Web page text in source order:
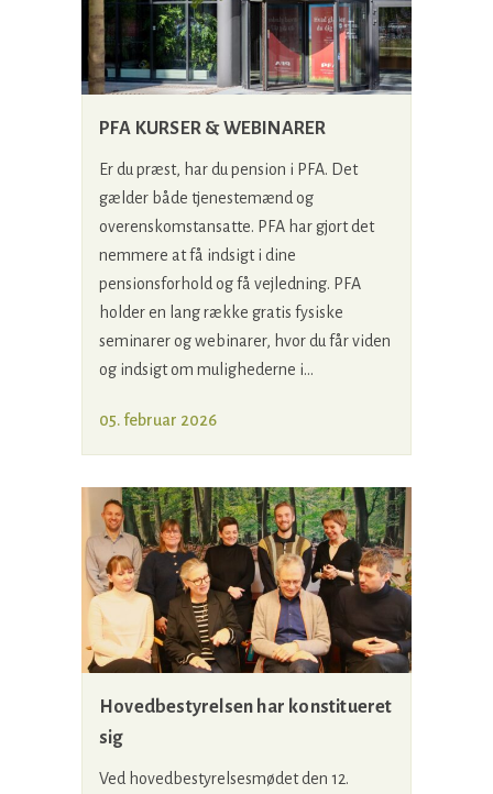
PFA KURSER & WEBINARER
Er du præst, har du pension i PFA. Det
gælder både tjenestemænd og
overenskomstansatte. PFA har gjort det
nemmere at få indsigt i dine
pensionsforhold og få vejledning. PFA
holder en lang række gratis fysiske
seminarer og webinarer, hvor du får viden
og indsigt om mulighederne i...
05. februar 2026
Hovedbestyrelsen har konstitueret
sig
Ved hovedbestyrelsesmødet den 12.